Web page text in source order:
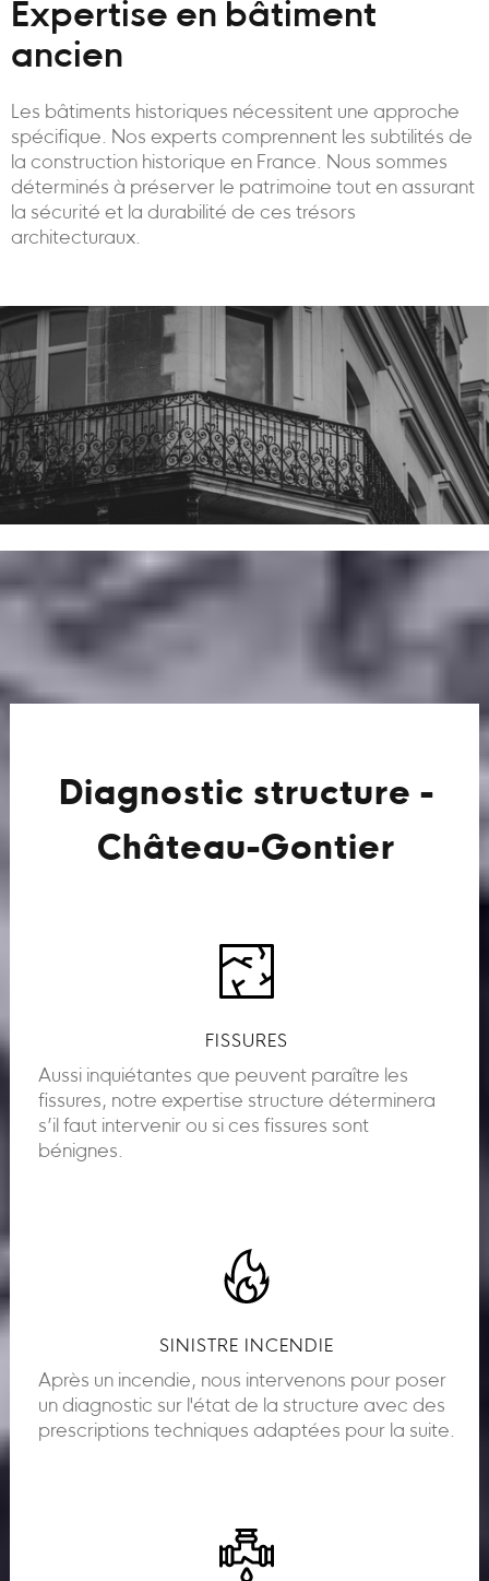
Expertise en bâtiment
ancien
Les bâtiments historiques nécessitent une approche
spécifique. Nos experts comprennent les subtilités de
la construction historique en France. Nous sommes
déterminés à préserver le patrimoine tout en assurant
la sécurité et la durabilité de ces trésors
architecturaux.
Diagnostic structure -
Château-Gontier
FISSURES
Aussi inquiétantes que peuvent paraître les
fissures, notre expertise structure déterminera
s’il faut intervenir ou si ces fissures sont
bénignes.
SINISTRE INCENDIE
Après un incendie, nous intervenons pour poser
un diagnostic sur l'état de la structure avec des
prescriptions techniques adaptées pour la suite.